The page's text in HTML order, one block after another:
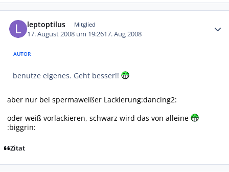
leptoptilus Mitglied
17. August 2008 um 19:2617. Aug 2008
AUTOR
benutze eigenes. Geht besser!!
aber nur bei spermaweißer Lackierung:dancing2:
oder weiß vorlackieren, schwarz wird das von alleine
:biggrin:
Zitat